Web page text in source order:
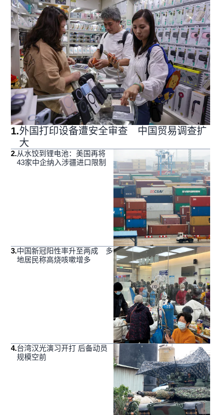
1.外国打印设备遭安全审查 中国贸易调查扩
大
2.从水饺到锂电池：美国再将
43家中企纳入涉疆进口限制
3.中国新冠阳性率升至两成 多
地居民称高烧咳嗽增多
4.台湾汉光演习开打 后备动员
规模空前